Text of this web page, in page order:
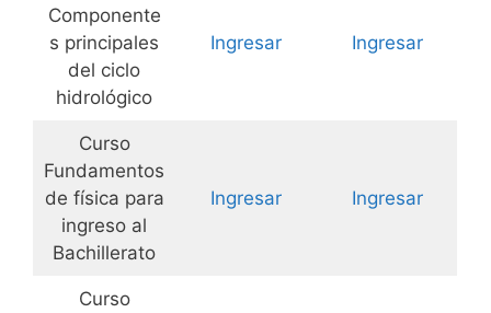
Componente
s principales
del ciclo
hidrológico
Ingresar Ingresar
Curso
Fundamentos
de física para
ingreso al
Bachillerato
Ingresar Ingresar
Curso